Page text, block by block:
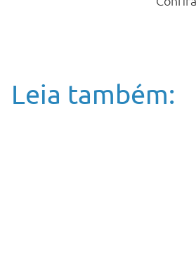
Leia também: